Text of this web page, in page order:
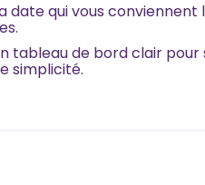
date qui vous conviennent
tableau de bord clair pour
simplicité.